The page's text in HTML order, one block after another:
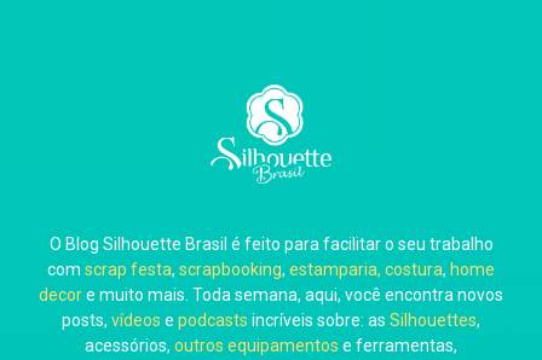
Carla Eschberger
Carol Pessoa
O Blog Silhouette Brasil é feito para facilitar o seu trabalho
com scrap festa, scrapbooking, estamparia, costura, home
decore muito mais. Toda semana, aqui, você encontra novos
posts, vídeos e podcasts incríveis sobre: as Silhouettes,
acessórios, outros equipamentos e ferramentas,